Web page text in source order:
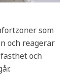
som
och reagerar
och